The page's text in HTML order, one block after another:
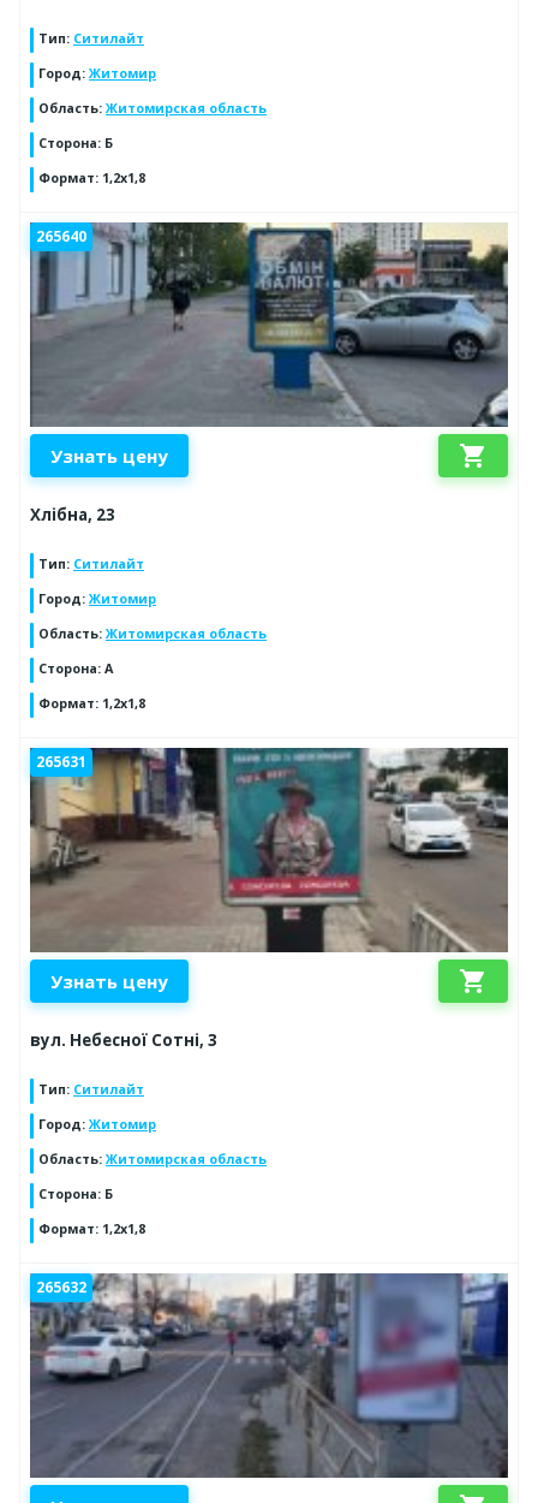
Тип: Ситилайт
Город: Житомир
Область: Житомирская область
Сторона: Б
Формат: 1,2х1,8
265640
Узнать цену shopping_cart
Хлібна, 23
Тип: Ситилайт
Город: Житомир
Область: Житомирская область
Сторона: А
Формат: 1,2х1,8
265631
Узнать цену shopping_cart
вул. Небесної Сотні, 3
Тип: Ситилайт
Город: Житомир
Область: Житомирская область
Сторона: Б
Формат: 1,2х1,8
265632